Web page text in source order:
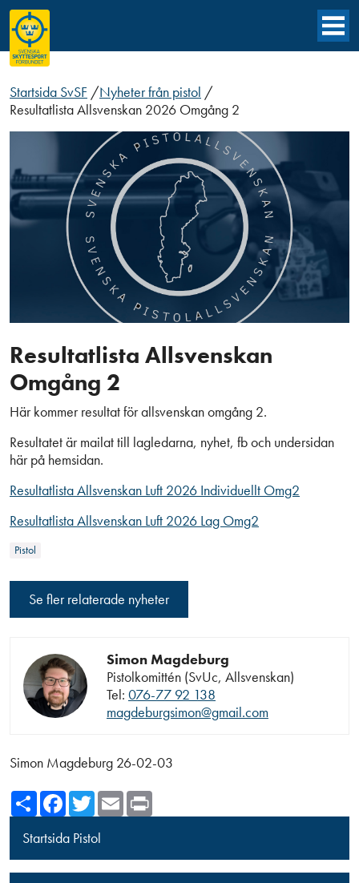
Startsida SvSF /Nyheter från pistol /
Resultatlista Allsvenskan 2026 Omgång 2
Startsida Pistol
Resultatlista Allsvenskan
Omgång 2
Här kommer resultat för allsvenskan omgång 2.
Resultatet är mailat till lagledarna, nyhet, fb och undersidan
här på hemsidan.
Resultatlista Allsvenskan Luft 2026 Individuellt Omg2
Resultatlista Allsvenskan Luft 2026 Lag Omg2
Pistol
Se fler relaterade nyheter
Simon Magdeburg
Tel: 076-77 92 138
Pistolkomittén (SvUc, Allsvenskan)
magdeburgsimon@gmail.com
Simon Magdeburg 26-02-03
ShareFacebook
TwitterEmail